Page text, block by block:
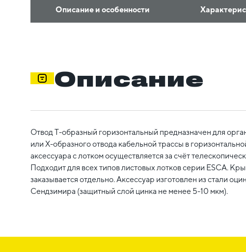
Описание и особенности
Описание
Отвод Т-образный горизонтальный предназначен для
или X-образного отвода кабельной трассы в
аксессуара с лотком осуществляется за счёт
Подходит для всех типов листовых лотков серии ESCA.
заказывается отдельно. Аксессуар изготовлен из стали
Сендзимира (защитный слой цинка не менее 5-10 мкм).